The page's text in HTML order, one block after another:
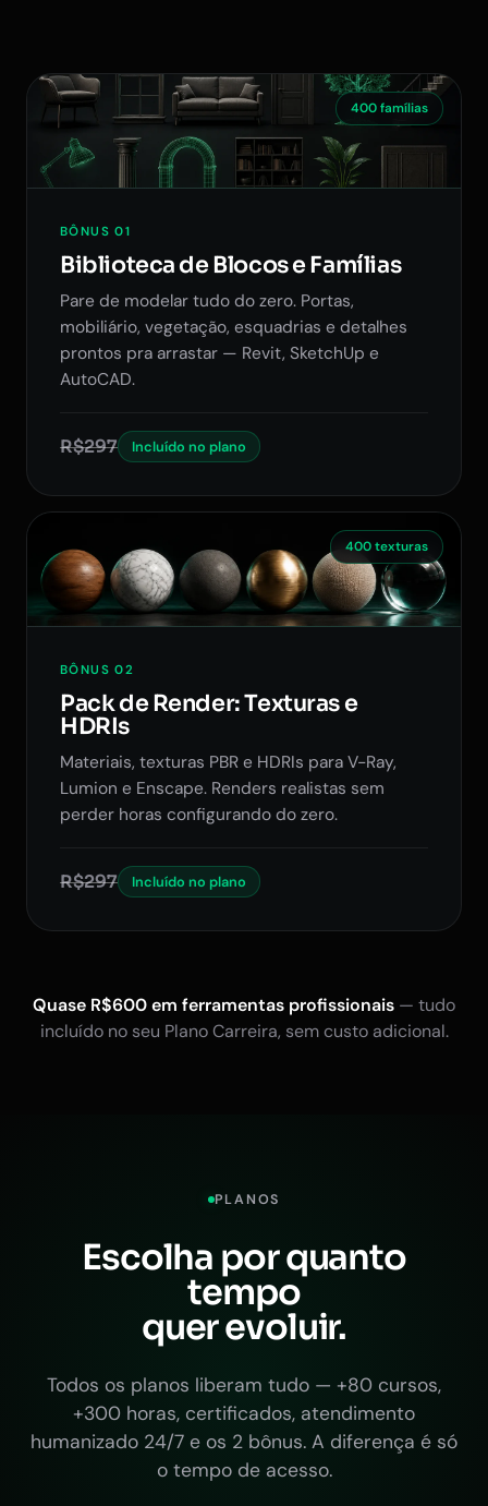
400 famílias
BÔNUS 01
Biblioteca de Blocos e Famílias
Pare de modelar tudo do zero. Portas,
mobiliário, vegetação, esquadrias e detalhes
prontos pra arrastar — Revit, SketchUp e
AutoCAD.
R$297 Incluído no plano
400 texturas
BÔNUS 02
Pack de Render: Texturas e
HDRIs
Materiais, texturas PBR e HDRIs para V-Ray,
Lumion e Enscape. Renders realistas sem
perder horas configurando do zero.
R$297 Incluído no plano
Quase R$600 em ferramentas profissionais — tudo
incluído no seu Plano Carreira, sem custo adicional.
PLANOS
Escolha por quanto
tempo
quer evoluir.
Todos os planos liberam tudo — +80 cursos,
+300 horas, certificados, atendimento
humanizado 24/7 e os 2 bônus. A diferença é só
o tempo de acesso.